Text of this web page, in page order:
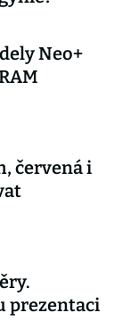
Neo+
červená i
prezentaci